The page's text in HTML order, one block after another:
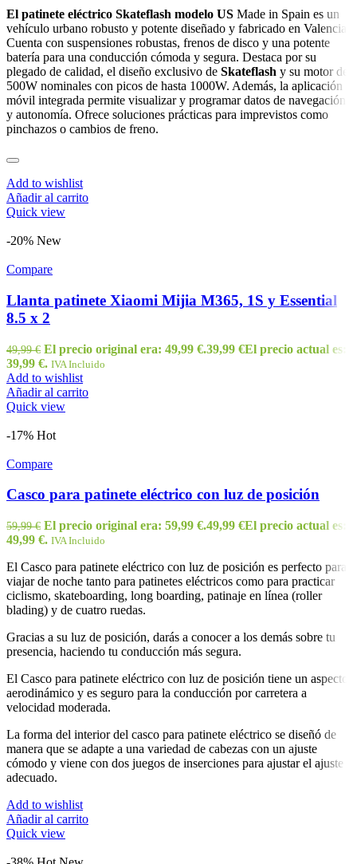
El patinete eléctrico Skateflash modelo US Made in Spain es un
vehículo urbano robusto y potente diseñado y fabricado en Valencia.
Cuenta con suspensiones robustas, frenos de disco y una potente
batería para una conducción cómoda y segura. Destaca por su
plegado de calidad, el diseño exclusivo de Skateflash y su motor de
500W nominales con picos de hasta 1000W. Además, la aplicación
móvil integrada permite visualizar y programar datos de navegación
y autonomía. Ofrece soluciones prácticas para imprevistos como
pinchazos o cambios de freno.
Add to wishlist
Añadir al carrito
Quick view
-20% New
Compare
Llanta patinete Xiaomi Mijia M365, 1S y Essential
8.5 x 2
49,99€ El precio original era: 49,99 €.39,99 €El precio actual es:
39,99 €. IVA Incluido
Add to wishlist
Añadir al carrito
Quick view
-17% Hot
Compare
Casco para patinete eléctrico con luz de posición
59,99€ El precio original era: 59,99 €.49,99 €El precio actual es:
49,99 €. IVA Incluido
El Casco para patinete eléctrico con luz de posición es perfecto para
viajar de noche tanto para patinetes eléctricos como para practicar
ciclismo, skateboarding, long boarding, patinaje en línea (roller
blading) y de cuatro ruedas.
Gracias a su luz de posición, darás a conocer a los demás sobre tu
presencia, haciendo tu conducción más segura.
El Casco para patinete eléctrico con luz de posición tiene un aspecto
aerodinámico y es seguro para la conducción por carretera a
velocidad moderada.
La forma del interior del casco para patinete eléctrico se diseñó de
manera que se adapte a una variedad de cabezas con un ajuste
cómodo y viene con dos juegos de inserciones para ajustar el ajuste
adecuado.
Add to wishlist
Añadir al carrito
Quick view